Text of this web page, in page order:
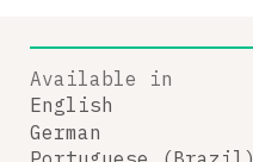
Available in
English
German